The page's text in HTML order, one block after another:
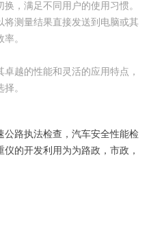
，满足不同用户的使用习惯。
测量结果直接发送到电脑或其
。
越的性能和灵活的应用特点，
。
公路执法检查，汽车安全性能检
的开发利用为为路政，市政，